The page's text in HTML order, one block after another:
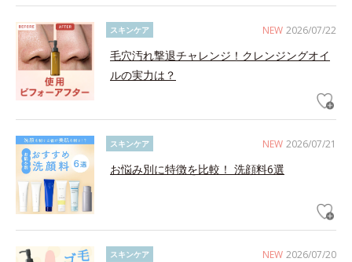
NEW 2026/07/22
スキンケア
毛穴汚れ撃退チャレンジ！クレンジングオイ
ルの実力は？
NEW 2026/07/21
スキンケア
お悩み別に特徴を比較！ 洗顔料6選
NEW 2026/07/20
スキンケア